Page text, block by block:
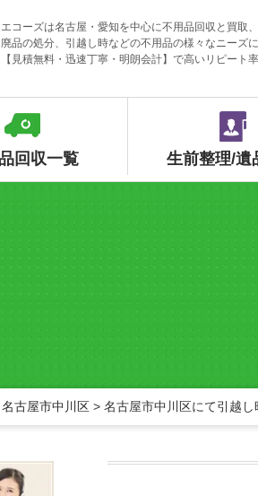
エコーズは名古屋・愛知を中心に不用品回収と買取
廃品の処分、引越し時などの不用品の様々なニーズに
【見積無料・迅速丁寧・明朗会計】で高いリピート
回収一覧 生前整理/遺
名古屋市中川区 > 名古屋市中川区にて引越